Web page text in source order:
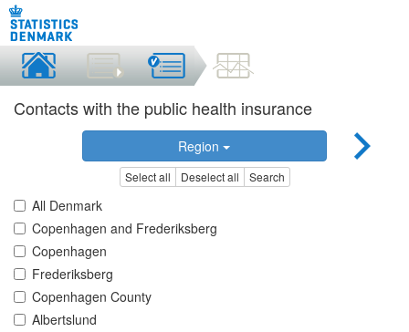
Contacts with the public health insurance
Region
Select all Deselect all Search
All Denmark
Copenhagen and Frederiksberg
Copenhagen
Frederiksberg
Copenhagen County
Albertslund